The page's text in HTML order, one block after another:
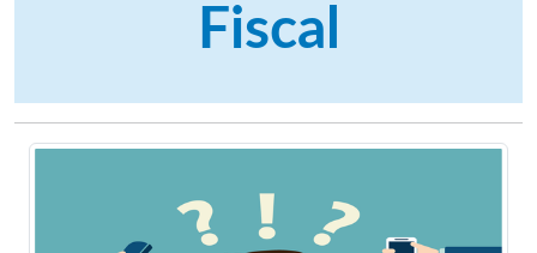
Fiscal